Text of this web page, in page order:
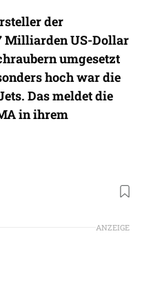
der
Milliarden US-Dollar
umgesetzt
hoch war die
Das meldet die
in ihrem
Foto: Textron Aviation
ANZEIGE